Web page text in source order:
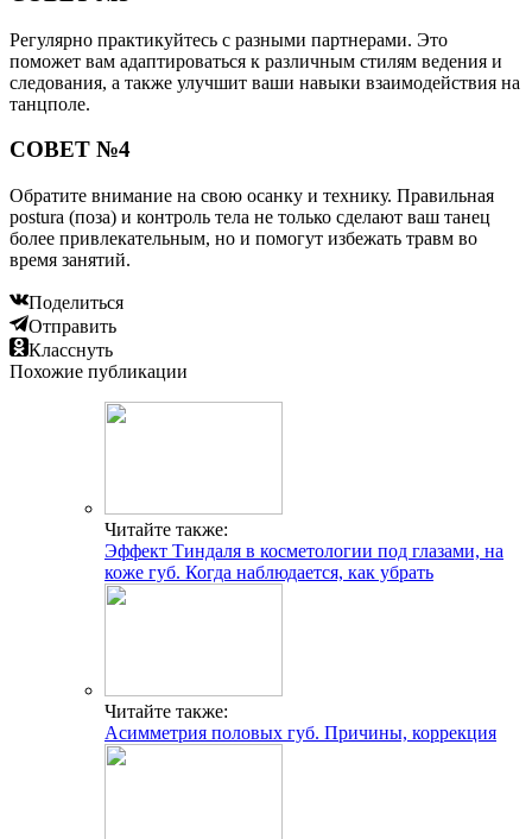
Регулярно практикуйтесь с разными партнерами. Это
поможет вам адаптироваться к различным стилям ведения и
следования, а также улучшит ваши навыки взаимодействия на
танцполе.
СОВЕТ №4
Обратите внимание на свою осанку и технику. Правильная
postura (поза) и контроль тела не только сделают ваш танец
более привлекательным, но и помогут избежать травм во
время занятий.
Поделиться
Отправить
Класснуть
Похожие публикации
Читайте также:
Эффект Тиндаля в косметологии под глазами, на
коже губ. Когда наблюдается, как убрать
Читайте также:
Асимметрия половых губ. Причины, коррекция